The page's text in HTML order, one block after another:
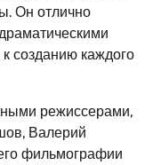
Он отлично
созданию каждого
режиссерами,
Валерий
фильмографии